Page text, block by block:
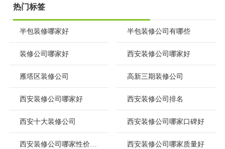
热门标签
半包装修哪家好 半包装修公司有哪些
装修公司哪家好 西安装修公司哪家好
雁塔区装修公司 高新三期装修公司
西安装修公司哪家好 西安装修公司排名
西安十大装修公司 西安装修公司哪家口碑好
西安装修公司哪家性价比高 西安装修公司哪家质量好